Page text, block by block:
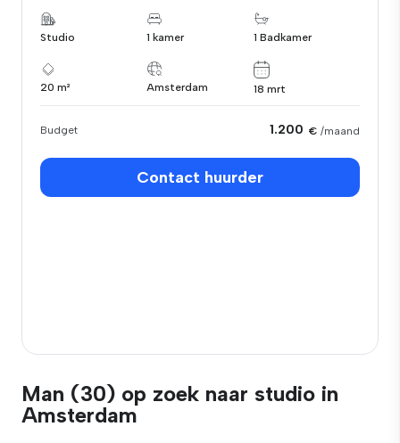
Studio 1 kamer 1 Badkamer
20 m² Amsterdam 18 mrt
Budget 1.200 € /maand
Contact huurder
Man (30) op zoek naar studio in
Amsterdam